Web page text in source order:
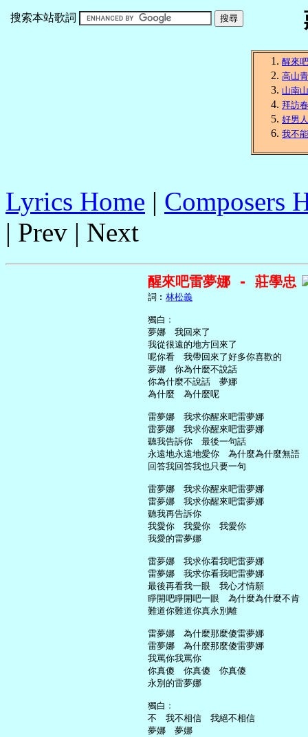
搜索本站歌詞
醒來
高山青
山南
拜訪
好男人
我不
Lyrics Home | Composers
| Prev | Next
醒來吧雷夢娜 - 莊學忠
     詞︰
林松義
     獨白﹕
     夢娜　我回來了
     我從很遠的地方回來了
     呢你看　我帶回來了好多你喜歡的
     夢娜　你為什麼不說話
     你為什麼不說話　夢娜
     為什麼　為什麼呢
     雷夢娜　我求你醒來吧雷夢娜
     雷夢娜　我求你醒來吧雷夢娜
     聽我告訴你　最後一句話
     永遠地永遠地愛你　為什麼為什麼無語
     回答我回答我也只要一句
     雷夢娜　我求你醒來吧雷夢娜
     雷夢娜　我求你醒來吧雷夢娜
     聽我再告訴你
     我愛你　我愛你　我愛你
     我愛的雷夢娜
     雷夢娜　我求你看我吧雷夢娜
     雷夢娜　我求你看我吧雷夢娜
     最後再看我一眼　我心才情願
     睜開吧睜開吧一眼　為什麼為什麼不肯
     難道你難道你真永別離
     雷夢娜　為什麼那麼傻雷夢娜
     雷夢娜　為什麼那麼傻雷夢娜
     我罵你我罵你
     你真傻　你真傻　你真傻
     永別的雷夢娜
     獨白﹕
     不　我不相信　我絕不相信
     夢娜　夢娜